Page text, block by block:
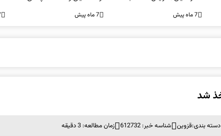
7 ماه پیش 7 ماه پیش 7
دسته بندی:قزوین شناسه خبر: 612732 زمان مطالعه: 3 دقیقه